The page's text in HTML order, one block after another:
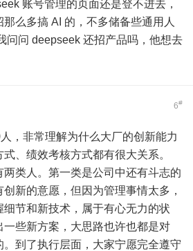
账号管理的页面还是登不进去，
么多搞 AI 的，不多储备些通用人
问问 deepseek 还招产品吗，他想去
6#
，非常理解为什么大厂的创新能力
、绩效考核方式都有很大关系。
类人。第一类是公司中还有斗志的
新的意愿，但因为管理事情太多，
节和新技术，属于有心无力的状
一些新方案，大思路也许也都是对
到了执行层面，大家宁愿完全遵守